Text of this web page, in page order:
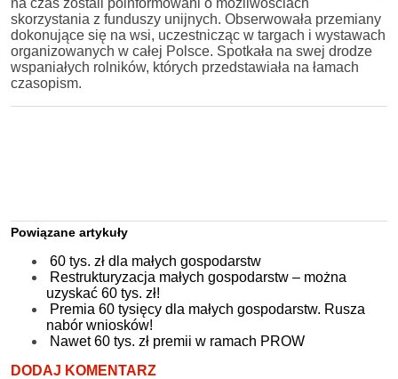
na czas zostali poinformowani o możliwościach
skorzystania z funduszy unijnych. Obserwowała przemiany
dokonujące się na wsi, uczestnicząc w targach i wystawach
organizowanych w całej Polsce. Spotkała na swej drodze
wspaniałych rolników, których przedstawiała na łamach
czasopism.
Powiązane artykuły
60 tys. zł dla małych gospodarstw
Restrukturyzacja małych gospodarstw – można
uzyskać 60 tys. zł!
Premia 60 tysięcy dla małych gospodarstw. Rusza
nabór wniosków!
Nawet 60 tys. zł premii w ramach PROW
DODAJ KOMENTARZ